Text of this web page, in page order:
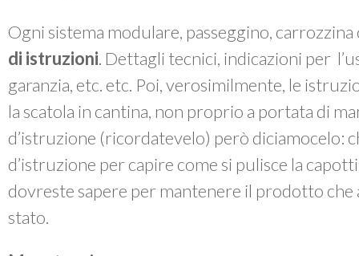
Ogni sistema modulare, passeggino,
di istruzioni. Dettagli tecnici, indicazioni per
garanzia, etc. etc. Poi, verosimilmente, le
la scatola in cantina, non proprio a portata di
d’istruzione (ricordatevelo) però diciamocelo:
d’istruzione per capire come si pulisce la
dovreste sapere per mantenere il prodotto
stato.